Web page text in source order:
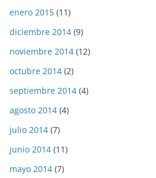
enero 2015 (11)
diciembre 2014 (9)
noviembre 2014 (12)
octubre 2014 (2)
septiembre 2014 (4)
agosto 2014 (4)
julio 2014 (7)
junio 2014 (11)
mayo 2014 (7)